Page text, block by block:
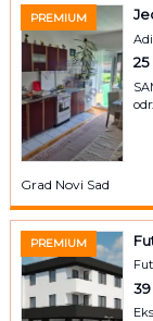
PREMIUM
25
Grad Novi Sad
PREMIUM
39